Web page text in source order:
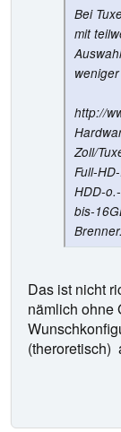
Bei
mit
http://
Zoll/
Full-
HDD-
bis-
Das ist nicht
nämlich ohne
(theroretisch)